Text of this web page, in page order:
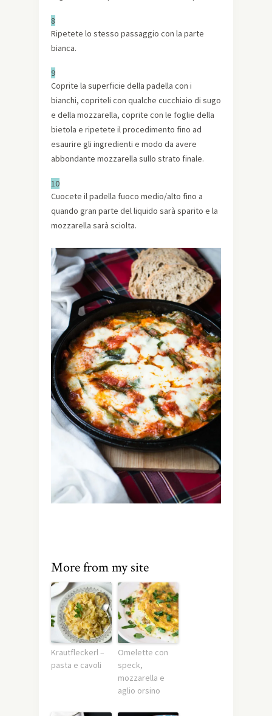
8
Ripetete lo stesso passaggio con la parte
bianca.
9
Coprite la superficie della padella con i
bianchi, copriteli con qualche cucchiaio di sugo
e della mozzarella, coprite con le foglie della
bietola e ripetete il procedimento fino ad
esaurire gli ingredienti e modo da avere
abbondante mozzarella sullo strato finale.
10
Cuocete il padella fuoco medio/alto fino a
quando gran parte del liquido sarà sparito e la
mozzarella sarà sciolta.
More from my site
Krautfleckerl –
pasta e cavoli
Omelette con
speck,
mozzarella e
aglio orsino